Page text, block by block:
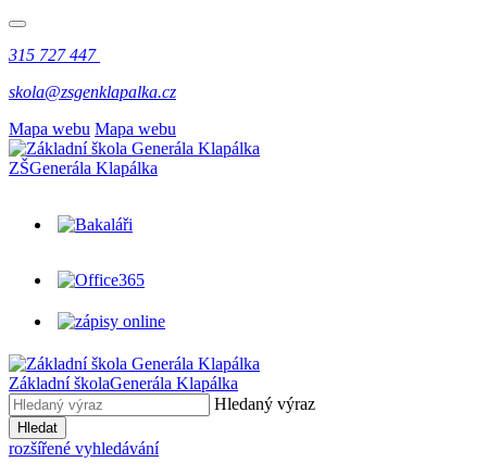
315 727 447
skola@zsgenklapalka.cz
Mapa webu Mapa webu
ZŠGenerála Klapálka
Základní školaGenerála Klapálka
Hledaný výraz
Hledat
rozšířené vyhledávání